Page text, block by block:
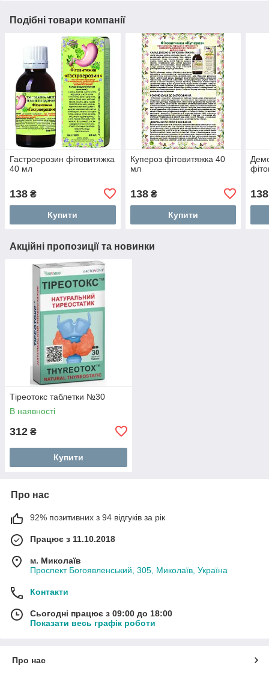
Подібні товари компанії
Гастроерозин фітовитяжка
40 мл
138 ₴
Купити
Купероз фітовитяжка 40
мл
138₴
Купити
138
Акційні пропозиції та новинки
Тіреотокс таблетки №30
В наявності
312 ₴
Купити
Про нас
92% позитивних з 94 відгуків за рік
Працює з 11.10.2018
м. Миколаїв
Проспект Богоявленський, 305, Миколаїв, Україна
Контакти
Сьогодні працює з 09:00 до 18:00
Показати весь графік роботи
Про нас